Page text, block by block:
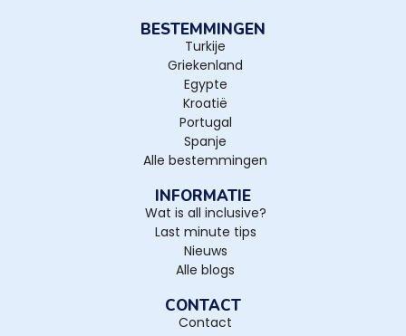
BESTEMMINGEN
Turkije
Griekenland
Egypte
Kroatië
Portugal
Spanje
Alle bestemmingen
INFORMATIE
Wat is all inclusive?
Last minute tips
Nieuws
Alle blogs
CONTACT
Contact